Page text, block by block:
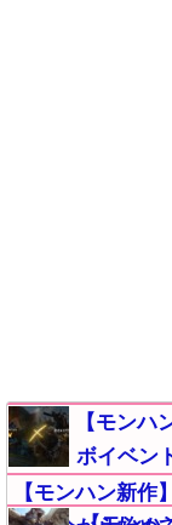
【モン
ボイベン
ムが入手
【モンハン新